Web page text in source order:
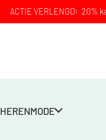
ACTIE VERLENGD: 20%
HERENMODE